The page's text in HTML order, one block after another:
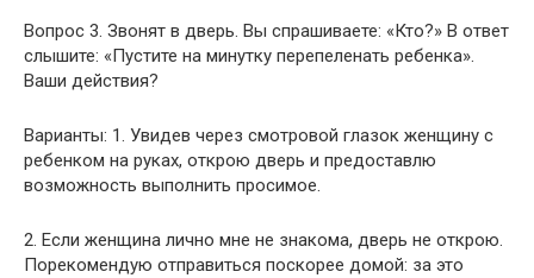
Вопрос 3. Звонят в дверь. Вы спрашиваете: «Кто?» В ответ
слышите: «Пустите на минутку перепеленать ребенка».
Ваши действия?
Варианты: 1. Увидев через смотровой глазок женщину с
ребенком на руках, открою дверь и предоставлю
возможность выполнить просимое.
2. Если женщина лично мне не знакома, дверь не открою.
Порекомендую отправиться поскорее домой: за это